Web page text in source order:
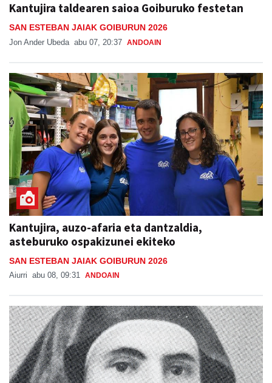
Kantujira taldearen saioa Goiburuko festetan
SAN ESTEBAN JAIAK GOIBURUN 2026
Jon Ander Ubeda abu 07, 20:37 ANDOAIN
Kantujira, auzo-afaria eta dantzaldia,
asteburuko ospakizunei ekiteko
SAN ESTEBAN JAIAK GOIBURUN 2026
Aiurri abu 08, 09:31 ANDOAIN